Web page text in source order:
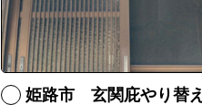
姫路市 玄関庇やり替え